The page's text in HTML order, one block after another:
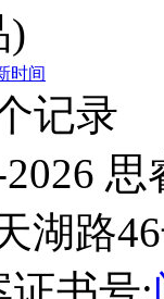
)
时间
记录
湖路